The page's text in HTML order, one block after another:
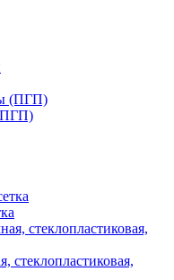
стеклопластиковая,